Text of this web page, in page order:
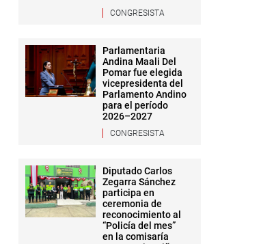
CONGRESISTA
Parlamentaria
Andina Maali Del
Pomar fue elegida
vicepresidenta del
Parlamento Andino
para el período
2026–2027
CONGRESISTA
Diputado Carlos
Zegarra Sánchez
participa en
ceremonia de
reconocimiento al
“Policía del mes”
en la comisaría